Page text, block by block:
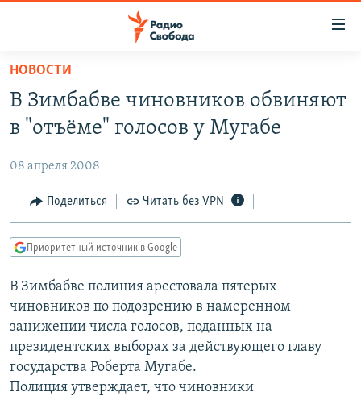
упрощенного
доступа
Вернуться
основному
Вернутся
главной
навигации
Вернутся
поиску
ПРОГРАММЫ
ПОДКАСТЫ
ЦИТАТЫ СВОБОДЫ
МНЕНИЯ
IDEL.РЕАЛИИ
КАВКАЗ.РЕАЛИИ
СИБИРЬ.РЕАЛИИ
РАСПИСАНИЕ ВЕЩАНИЯ
НОВОСТИ
В Зимбабве чиновников обвиняют
в "отъёме" голосов у Мугабе
08 апреля 2008
Поделиться Читать без VPN
Приоритетный источник в Google
В Зимбабве полиция арестовала пятерых
чиновников по подозрению в намеренном
занижении числа голосов, поданных на
президентских выборах за действующего главу
государства Роберта Мугабе.
Полиция утверждает, что чиновники